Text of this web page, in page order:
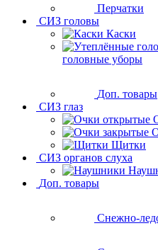
Перчатки
СИЗ головы
Каски
головные уборы
Доп. товары
СИЗ глаз
Щитки
СИЗ органов слуха
Доп. товары
Снежно-